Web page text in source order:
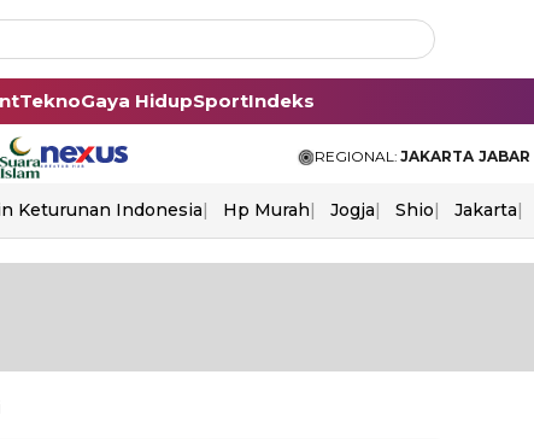
TeknoGaya HidupSportIndeks
REGIONAL: JAKARTA JABAR
Keturunan Indonesia Hp Murah Jogja Shio Jakarta